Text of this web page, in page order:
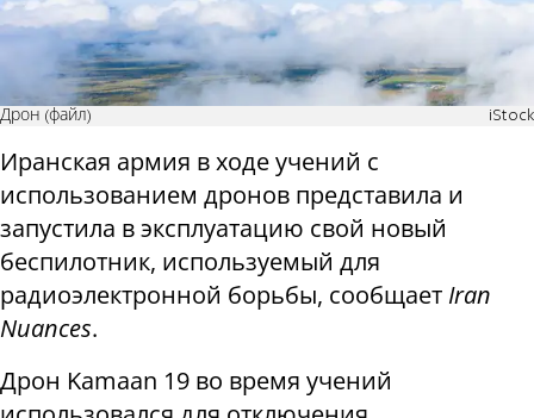
Дрон (файл) iStock
Иранская армия в ходе учений с
использованием дронов представила и
запустила в эксплуатацию свой новый
беспилотник, используемый для
радиоэлектронной борьбы, сообщает Iran
Nuances.
Дрон Kamaan 19 во время учений